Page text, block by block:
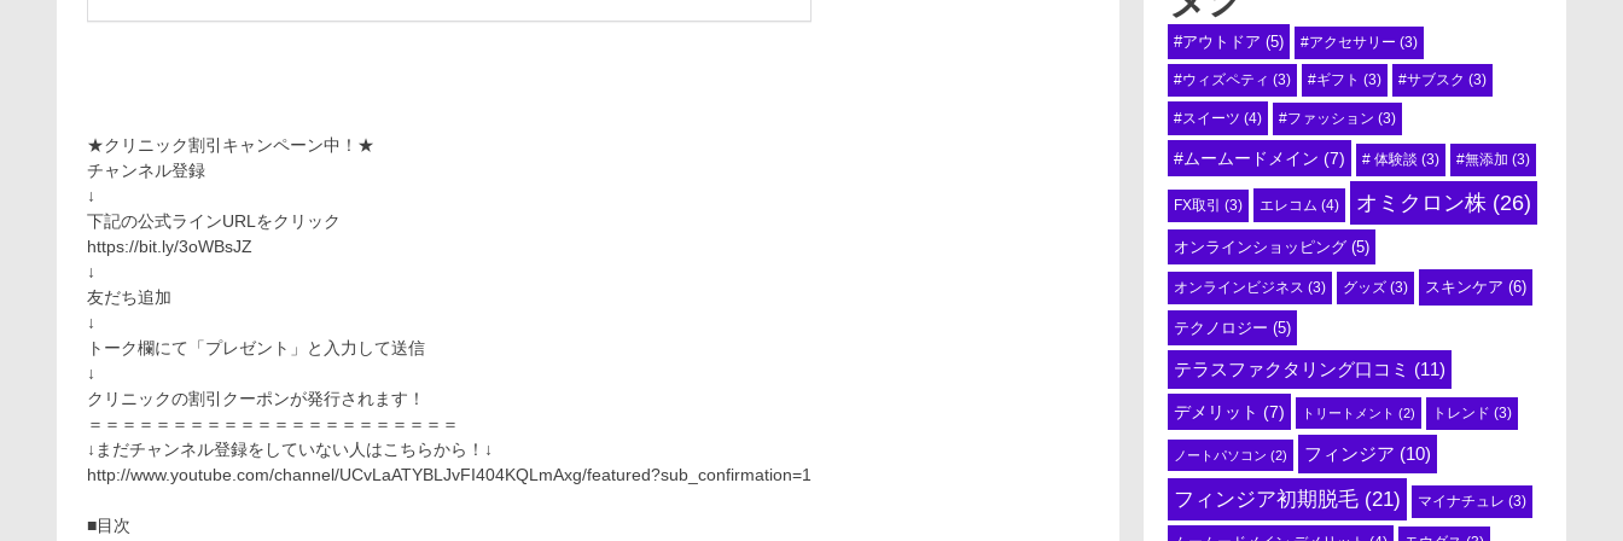
★クリニック割引キャンペーン中！★
チャンネル登録
↓
下記の公式ラインURLをクリック
https://bit.ly/3oWBsJZ
↓
友だち追加
↓
トーク欄にて「プレゼント」と入力して送信
↓
クリニックの割引クーポンが発行されます！
＝＝＝＝＝＝＝＝＝＝＝＝＝＝＝＝＝＝＝＝＝＝
↓まだチャンネル登録をしていない人はこちらから！↓
http://www.youtube.com/channel/UCvLaATYBLJvFI404KQLmAxg/featured?sub_confirmation=1
■目次
#アウトドア (5) #アクセサリー (3)
#ウィズペティ (3) #ギフト (3) #サブスク (3)
#スイーツ (4) #ファッション (3)
#ムームードメイン (7) # 体験談 (3) #無添加 (3)
FX取引 (3) エレコム (4) オミクロン株 (26)
オンラインショッピング (5)
オンラインビジネス (3) グッズ (3) スキンケア (6)
テクノロジー (5)
テラスファクタリング口コミ (11)
デメリット (7) トリートメント (2) トレンド (3)
ノートパソコン (2) フィンジア (10)
フィンジア初期脱毛 (21) マイナチュレ (3)